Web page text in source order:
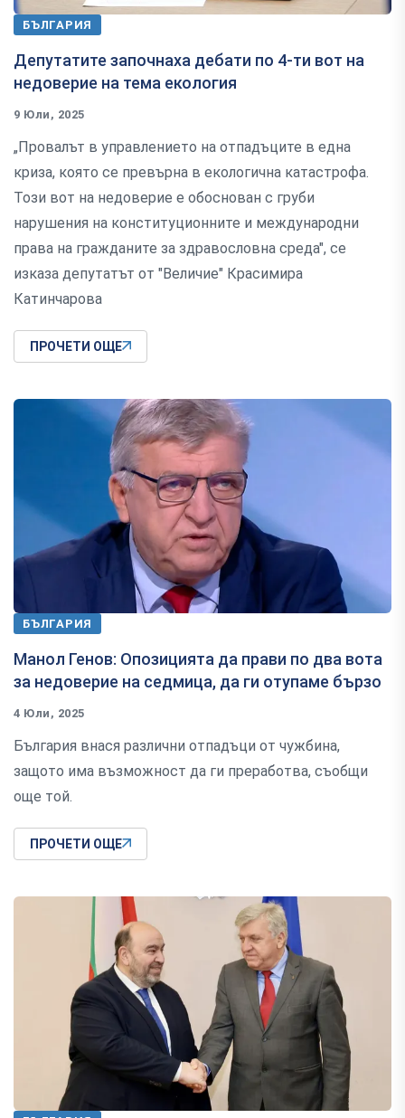
БЪЛГАРИЯ
Депутатите започнаха дебати по 4-ти вот на
недоверие на тема екология
9 Юли, 2025
„Провалът в управлението на отпадъците в една
криза, която се превърна в екологична катастрофа.
Този вот на недоверие е обоснован с груби
нарушения на конституционните и международни
права на гражданите за здравословна среда", се
изказа депутатът от "Величие" Красимира
Катинчарова
ПРОЧЕТИ ОЩЕ
БЪЛГАРИЯ
Манол Генов: Опозицията да прави по два вота
за недоверие на седмица, да ги отупаме бързо
4 Юли, 2025
България внася различни отпадъци от чужбина,
защото има възможност да ги преработва, съобщи
още той.
ПРОЧЕТИ ОЩЕ